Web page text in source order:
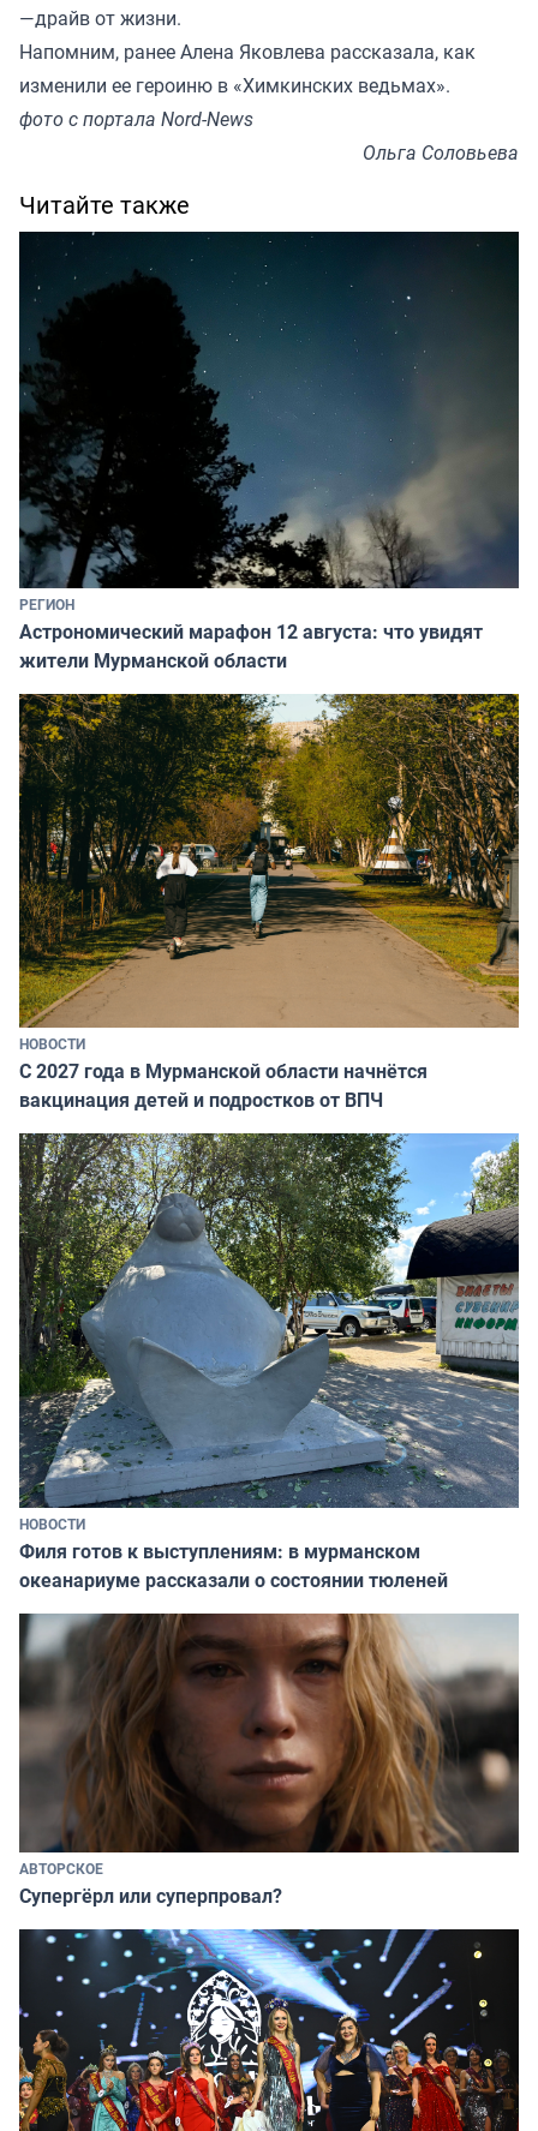
—драйв от жизни.
Напомним, ранее Алена Яковлева рассказала, как
изменили ее героиню в «Химкинских ведьмах».
фото с портала Nord-News
Ольга Соловьева
Читайте также
РЕГИОН
Астрономический марафон 12 августа: что увидят
жители Мурманской области
НОВОСТИ
С 2027 года в Мурманской области начнётся
вакцинация детей и подростков от ВПЧ
НОВОСТИ
Филя готов к выступлениям: в мурманском
океанариуме рассказали о состоянии тюленей
АВТОРСКОЕ
Супергёрл или суперпровал?